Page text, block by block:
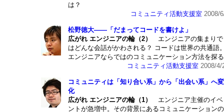
は？
コミュニティ活動支援室 2008/
松野徳大――「だまってコードを書けよ」
広がれ エンジニアの輪（2） エンジニアの集まりで
はどんな会話がかわされる？ コードは世界の共通語
エンジニアならではのコミュニケーション方法を探る
コミュニティ活動支援室 2008/4/
コミュニティは「知り合い系」から「出会い系」へ変
化
広がれ エンジニアの輪（1） エンジニア主催のイベ
ントが急増中。その背景にあるコミュニケーションの